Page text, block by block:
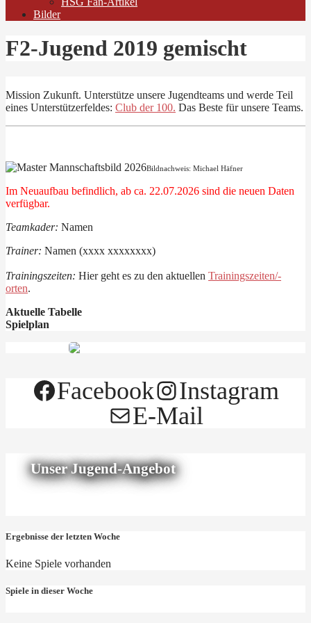
Bilder
F2-Jugend 2019 gemischt
Mission Zukunft. Unterstütze unsere Jugendteams und werde Teil
eines Unterstützerfeldes: Club der 100. Das Beste für unsere Teams.
Bildnachweis: Michael Häfner
Im Neuaufbau befindlich, ab ca. 22.07.2026 sind die neuen Daten
verfügbar.
Teamkader: Namen
Trainer: Namen (xxxx xxxxxxxx)
Trainingszeiten: Hier geht es zu den aktuellen Trainingszeiten/-
orten.
Aktuelle Tabelle
Spielplan
Facebook
Instagram
E-Mail
Unser Jugend-Angebot
Ergebnisse der letzten Woche
Keine Spiele vorhanden
Spiele in dieser Woche